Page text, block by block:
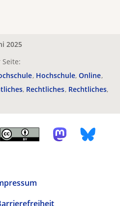
2025
Hochschule Online
Rechtliches Rechtliches